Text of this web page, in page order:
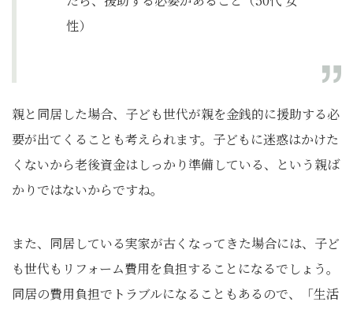
性）
親と同居した場合、子ども世代が親を金銭的に援助する必
要が出てくることも考えられます。子どもに迷惑はかけた
くないから老後資金はしっかり準備している、という親ば
かりではないからですね。
また、同居している実家が古くなってきた場合には、子ど
も世代もリフォーム費用を負担することになるでしょう。
同居の費用負担でトラブルになることもあるので、「生活